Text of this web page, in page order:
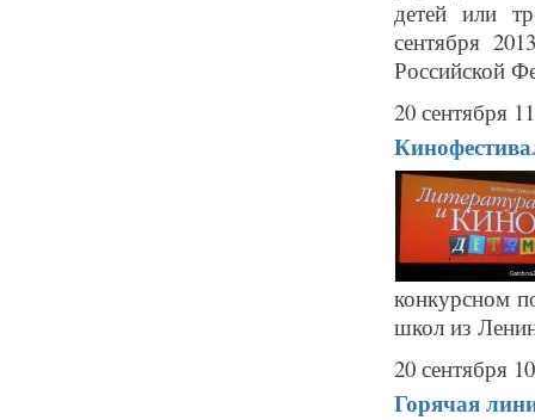
детей или
сентября
Российской
20 сентября
конкурсном
школ из
20 сентября
Горячая